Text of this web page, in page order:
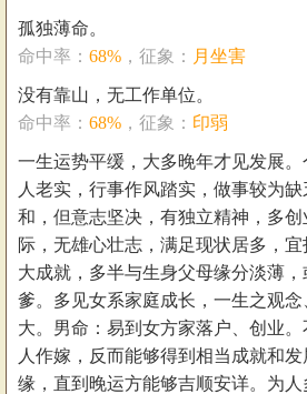
孤独薄命。
命中率： 68% ，征象： 月坐害
没有靠山，无工作单位。
命中率： 68% ，征象： 印弱
一生运势平缓，大多晚年才见发展
人老实，行事作风踏实，做事较为
和，但意志坚决，有独立精神，多
际，无雄心壮志，满足现状居多，
大成就，多半与生身父母缘分淡薄
爹。多见女系家庭成长，一生之观
大。男命：易到女方家落户、创业
人作嫁，反而能够得到相当成就和
缘，直到晚运方能够吉顺安详。为